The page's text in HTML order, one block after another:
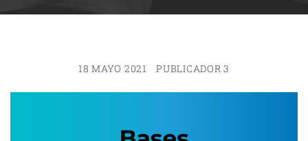
18 MAYO 2021 PUBLICADOR 3